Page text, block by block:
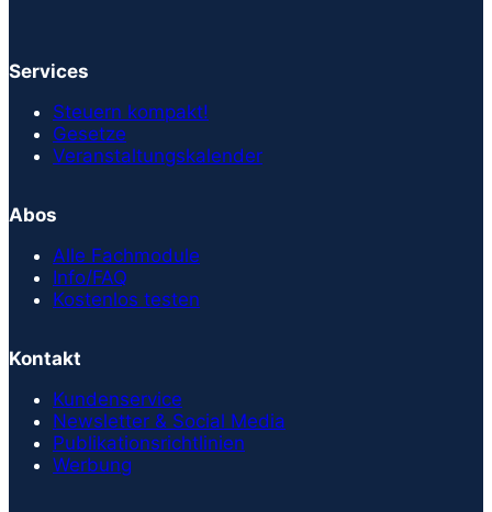
Services
Steuern kompakt!
Gesetze
Veranstaltungskalender
Abos
Alle Fachmodule
Info/FAQ
Kostenlos testen
Kontakt
Kundenservice
Newsletter & Social Media
Publikationsrichtlinien
Werbung